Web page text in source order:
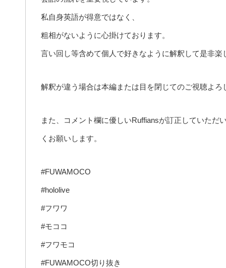
私自身英語が得意ではなく、
粗相がないように心掛けております。
言い回し等含めて個人で好きなように解釈して是非楽
解釈が違う場合は本編または目を閉じてのご視聴よろ
また、コメント欄に優しいRuffiansが訂正していた
くお願いします。
#FUWAMOCO
#hololive
#フワワ
#モココ
#フワモコ
#FUWAMOCO切り抜き